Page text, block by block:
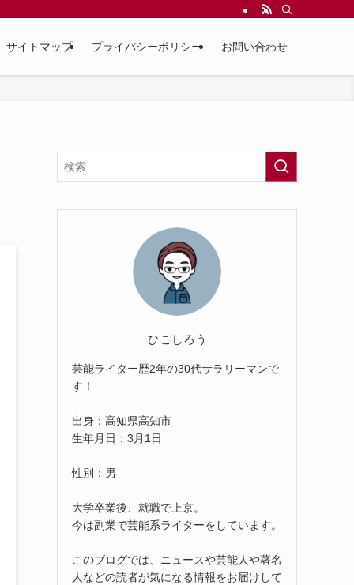
サイトマップ プライバシーポリシー お問い合わせ
ひこしろう
芸能ライター歴2年の30代サラリーマンで
す！
出身：高知県高知市
生年月日：3月1日
性別：男
大学卒業後、就職で上京。
今は副業で芸能系ライターをしています。
このブログでは、ニュースや芸能人や著名
人などの読者が気になる情報をお届けして